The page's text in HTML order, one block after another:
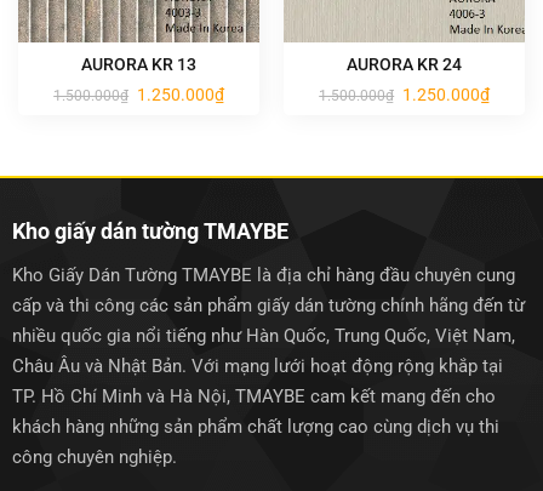
AURORA KR 13
1.500.000₫ Giá
1.250.000₫Giá
hiện
AURORA KR 24
1.500.000₫ Giá
1.250.000₫Giá
hiện
Kho giấy dán tường TMAYBE
Kho Giấy Dán Tường TMAYBE là địa chỉ hàng đầu chuyên cung
cấp và thi công các sản phẩm giấy dán tường chính hãng đến từ
nhiều quốc gia nổi tiếng như Hàn Quốc, Trung Quốc, Việt Nam,
Châu Âu và Nhật Bản. Với mạng lưới hoạt động rộng khắp tại
TP. Hồ Chí Minh và Hà Nội, TMAYBE cam kết mang đến cho
khách hàng những sản phẩm chất lượng cao cùng dịch vụ thi
công chuyên nghiệp.